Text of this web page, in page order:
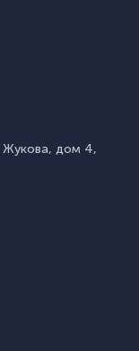
Жукова, дом 4,